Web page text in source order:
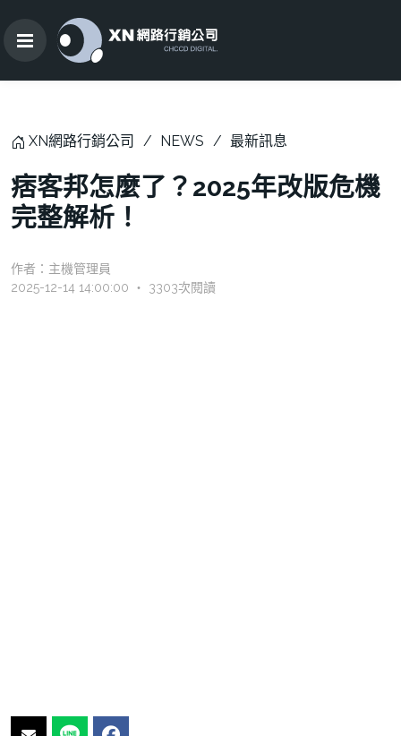
XN網路行銷公司 NEWS 最新訊息
痞客邦怎麼了？2025年改版危機
完整解析！
作者： 主機管理員
2025-12-14 14:00:00 ‧ 3303次閱讀